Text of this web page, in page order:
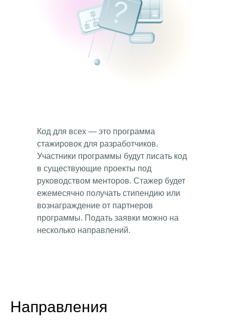
Код для всех — это программа
стажировок для разработчиков.
Участники программы будут писать код
в существующие проекты под
руководством менторов. Стажер будет
ежемесячно получать стипендию или
вознаграждение от партнеров
программы. Подать заявки можно на
несколько направлений.
Направления